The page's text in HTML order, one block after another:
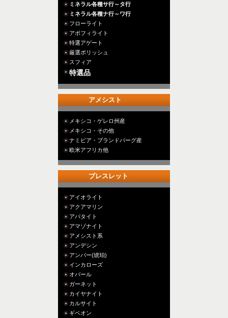
ミネラル各種サ行～タ行
ミネラル各種ナ行～ワ行
フローライト
アポフィライト
特選アゲート
厳選ポリッシュ
スフィア
特選品
アメシスト
メキシコ・ゲレロ州産
メキシコ・その他
ナミビア・ブランドバーグ産
欧米アフリカ他
ブレスレット
アイオライト
アクアマリン
アパタイト
アマゾナイト
アメシスト系
アンデシン
アンバー(琥珀)
インカローズ
オパール
ガーネット
カイヤナイト
カルサイト
ギベオン